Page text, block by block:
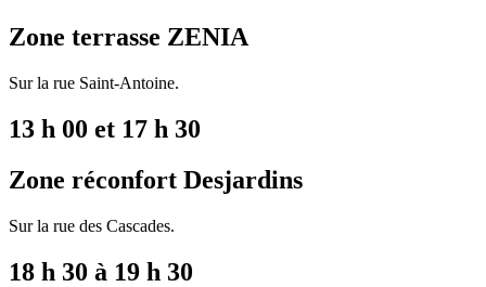
Zone terrasse ZENIA
Sur la rue Saint-Antoine.
13 h 00 et 17 h 30
Zone réconfort Desjardins
Sur la rue des Cascades.
18 h 30 à 19 h 30